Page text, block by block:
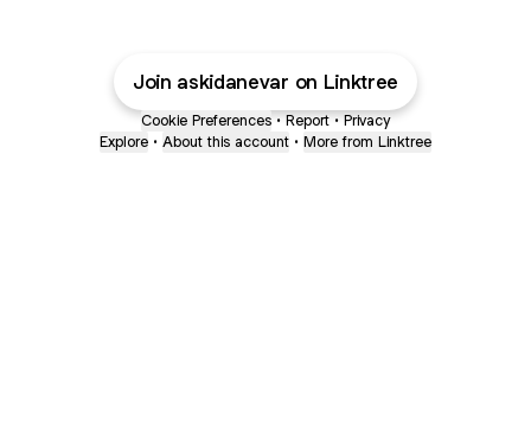
Join askidanevar on Linktree
Cookie Preferences • Report • Privacy
Explore • About this account • More from Linktree